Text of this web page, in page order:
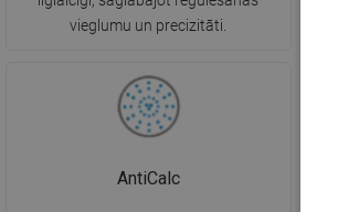
vieglumu un precizitāti.
AntiCalc